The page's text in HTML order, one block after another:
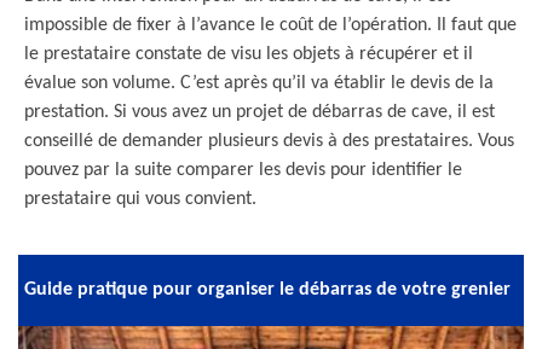
impossible de fixer à l’avance le coût de l’opération. Il faut que
le prestataire constate de visu les objets à récupérer et il
évalue son volume. C’est après qu’il va établir le devis de la
prestation. Si vous avez un projet de débarras de cave, il est
conseillé de demander plusieurs devis à des prestataires. Vous
pouvez par la suite comparer les devis pour identifier le
prestataire qui vous convient.
Guide pratique pour organiser le débarras de votre grenier